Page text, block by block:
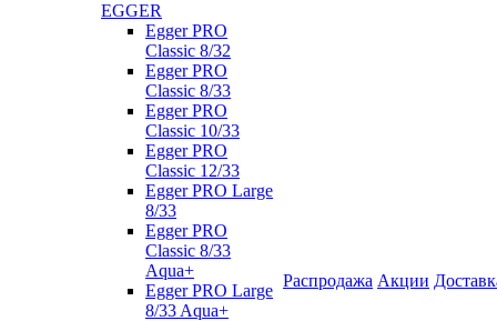
EGGER
Egger PRO
Classic 8/32
Egger PRO
Classic 8/33
Egger PRO
Classic 10/33
Egger PRO
Classic 12/33
Egger PRO Large
8/33
Egger PRO
Classic 8/33
Aqua+
Egger PRO Large
8/33 Aqua+
Распродажа Акции